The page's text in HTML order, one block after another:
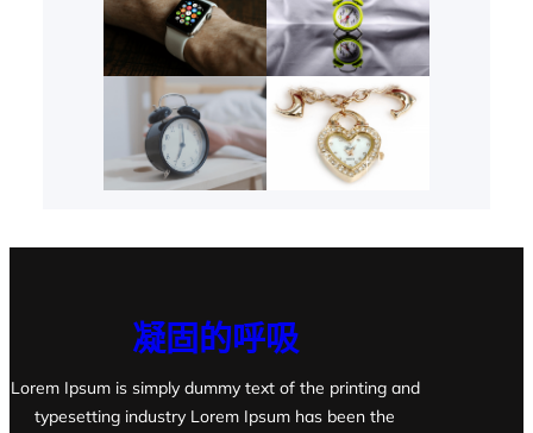
凝固的呼吸
Lorem Ipsum is simply dummy text of the printing and
typesetting industry Lorem Ipsum has been the